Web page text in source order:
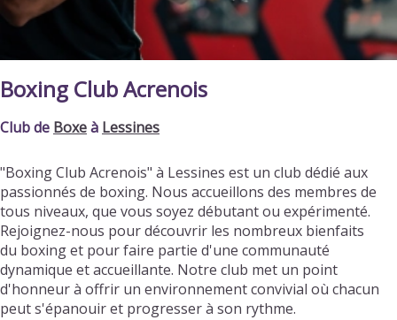
Boxing Club Acrenois
Club de Boxeà Lessines
"Boxing Club Acrenois" à Lessines est un club dédié aux
passionnés de boxing. Nous accueillons des membres de
tous niveaux, que vous soyez débutant ou expérimenté.
Rejoignez-nous pour découvrir les nombreux bienfaits
du boxing et pour faire partie d'une communauté
dynamique et accueillante. Notre club met un point
d'honneur à offrir un environnement convivial où chacun
peut s'épanouir et progresser à son rythme.